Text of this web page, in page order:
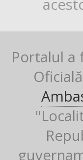
Portalul a